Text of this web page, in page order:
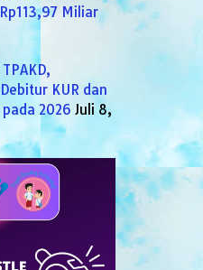
Miliar
KUR dan
2026 Juli 8,